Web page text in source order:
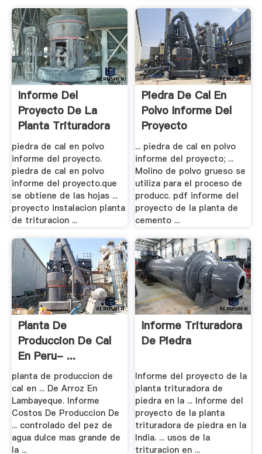
Informe Del
Proyecto De La
Planta Trituradora
De .
piedra de cal en polvo
informe del proyecto.
piedra de cal en polvo
informe del proyecto.que
se obtiene de las hojas ...
proyecto instalacion planta
de trituracion ...
Piedra De Cal En
Polvo Informe Del
Proyecto
... piedra de cal en polvo
informe del proyecto; ...
Molino de polvo grueso se
utiliza para el proceso de
producc. pdf informe del
proyecto de la planta de
cemento ...
Planta De
Produccion De Cal
En Peru- ...
planta de produccion de
cal en ... De Arroz En
Lambayeque. Informe
Costos De Produccion De
... controlado del pez de
agua dulce mas grande de
la ...
Informe Trituradora
De Piedra
Informe del proyecto de la
planta trituradora de
piedra en la ... Informe del
proyecto de la planta
trituradora de piedra en la
India. ... usos de la
trituracion en ...